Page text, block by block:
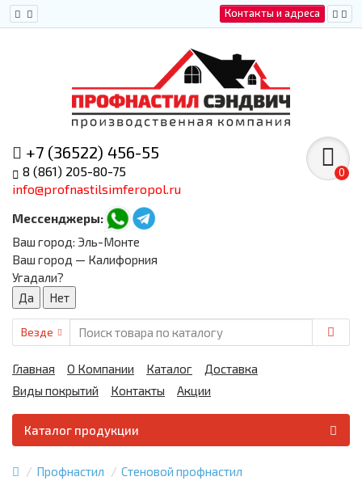
Контакты и адреса
+7 (36522) 456-55
8 (861) 205-80-75
info@profnastilsimferopol.ru
Мессенджеры:
0
Ваш город: Эль-Монте
Ваш город — Калифорния
Угадали?
Везде
Главная О Компании Каталог
Доставка
Виды покрытий
Контакты Акции
Каталог продукции
Профнастил
Стеновой профнастил